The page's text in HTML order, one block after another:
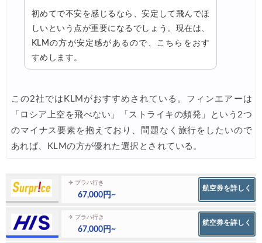
初めてで不安を感じるなら、安定して飛んでほ
しいという点が重要になるでしょう。現在は、
KLMの方が安定感があるので、こちらをおす
すめします。
この2社ではKLMがおすすめされている。フィンエアーは
「ロシア上空を飛べない」「ストライキの頻発」という2つ
のマイナス要素を抱えており、問題なく旅行をしたいので
あれば、KLMの方が優れた選択とされている。
✈ プラハ行き
67,000円~
航空券を詳しく
✈ プラハ行き
67,000円~
航空券を詳しく